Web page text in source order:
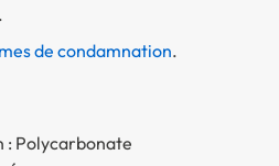
de condamnation.
: Polycarbonate